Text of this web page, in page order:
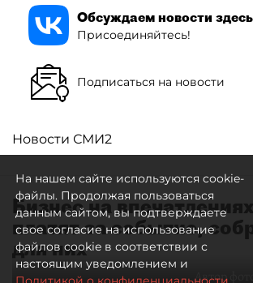
Обсуждаем новости здесь
Присоединяйтесь!
Подписаться на новости
Новости СМИ2
Бизнес на
платят за событие,
для них
Автор фото:
На нашем сайте используются cookie-
файлы. Продолжая пользоваться
данным сайтом, вы подтверждаете
свое согласие на использование
файлов cookie в соответствии с
настоящим уведомлением и